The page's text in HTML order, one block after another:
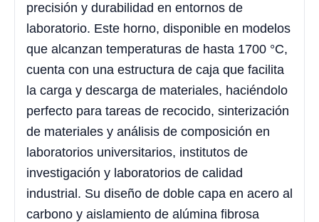
precisión y durabilidad en entornos de
laboratorio. Este horno, disponible en modelos
que alcanzan temperaturas de hasta 1700 °C,
cuenta con una estructura de caja que facilita
la carga y descarga de materiales, haciéndolo
perfecto para tareas de recocido, sinterización
de materiales y análisis de composición en
laboratorios universitarios, institutos de
investigación y laboratorios de calidad
industrial. Su diseño de doble capa en acero al
carbono y aislamiento de alúmina fibrosa